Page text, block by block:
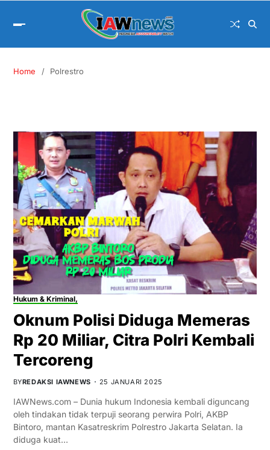
Home Polrestro
Hukum & Kriminal,
Oknum Polisi Diduga Memeras
Rp 20 Miliar, Citra Polri Kembali
Tercoreng
BYREDAKSI IAWNEWS 25 JANUARI 2025
IAWNews.com – Dunia hukum Indonesia kembali diguncang
oleh tindakan tidak terpuji seorang perwira Polri, AKBP
Bintoro, mantan Kasatreskrim Polrestro Jakarta Selatan. Ia
diduga kuat…